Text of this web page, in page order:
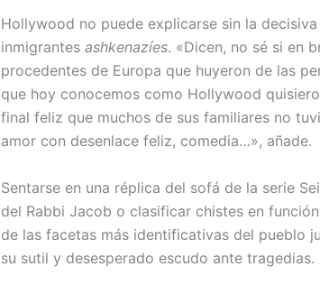
Hollywood no puede explicarse sin la
inmigrantes ashkenazíes. «Dicen, no sé si en
procedentes de Europa que huyeron de las
que hoy conocemos como Hollywood
final feliz que muchos de sus familiares no
amor con desenlace feliz, comedia…», añade.
Sentarse en una réplica del sofá de la serie
del Rabbi Jacob o clasificar chistes en
de las facetas más identificativas del pueblo
su sutil y desesperado escudo ante tragedias.